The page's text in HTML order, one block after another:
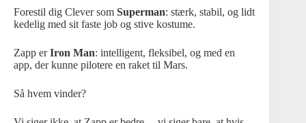
Forestil dig Clever som Superman: stærk, stabil, og lidt
kedelig med sit faste job og stive kostume.
Zapp erIron Man: intelligent, fleksibel, og med en
app, der kunne pilotere en raket til Mars.
Så hvem vinder?